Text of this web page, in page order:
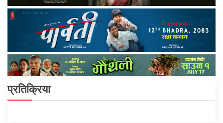
प्रतिक्रिया